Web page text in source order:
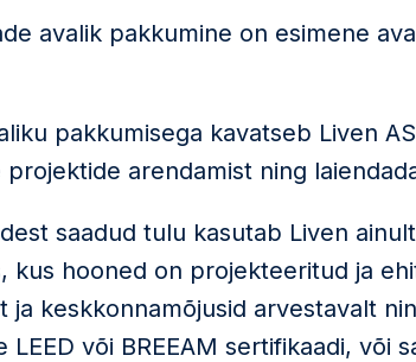
avalik pakkumine on esimene
pakkumisega kavatseb Liven
projektide arendamist ning
saadud tulu kasutab Liven
kus hooned on projekteeritud ja
ja keskkonnamõjusid arvestavalt
LEED või BREEAM sertifikaadi, või